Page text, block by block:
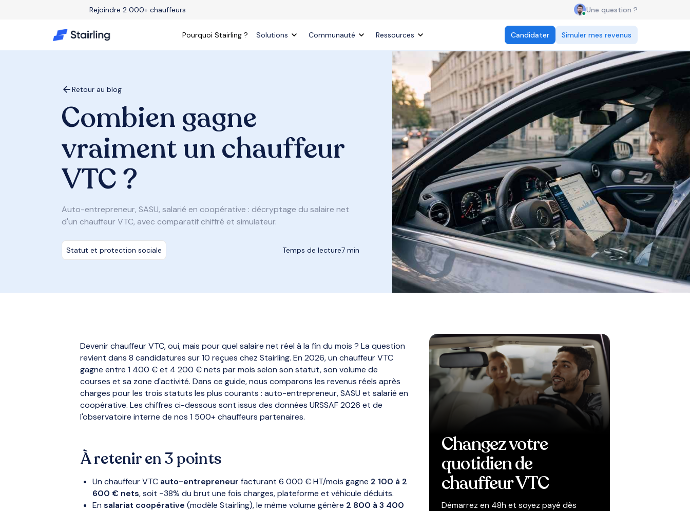
Rejoindre 2 000+ chauffeurs Une question ?
Pourquoi Stairling ? Solutions Communauté Ressources Candidater Simuler mes revenus
Retour au blog
Combien gagne
vraiment un chauffeur
VTC ?
Auto-entrepreneur, SASU, salarié en coopérative : décryptage du salaire net
d'un chauffeur VTC, avec comparatif chiffré et simulateur.
Statut et protection sociale Temps de lecture7 min
Devenir chauffeur VTC, oui, mais pour quel salaire net réel à la fin du mois ? La question
revient dans 8 candidatures sur 10 reçues chez Stairling. En 2026, un chauffeur VTC
gagne entre 1 400 € et 4 200 € nets par mois selon son statut, son volume de
courses et sa zone d'activité. Dans ce guide, nous comparons les revenus réels après
charges pour les trois statuts les plus courants : auto-entrepreneur, SASU et salarié en
coopérative. Les chiffres ci-dessous sont issus des données URSSAF 2026 et de
l'observatoire interne de nos 1 500+ chauffeurs partenaires.
À retenir en 3 points
Un chauffeur VTC auto-entrepreneur facturant 6 000 € HT/mois gagne 2 100 à 2
600 € nets, soit ~38% du brut une fois charges, plateforme et véhicule déduits.
En salariat coopérative (modèle Stairling), le même volume génère 2 800 à 3 400
Changez votre
quotidien de
chauffeur VTC
Démarrez en 48h et soyez payé dès